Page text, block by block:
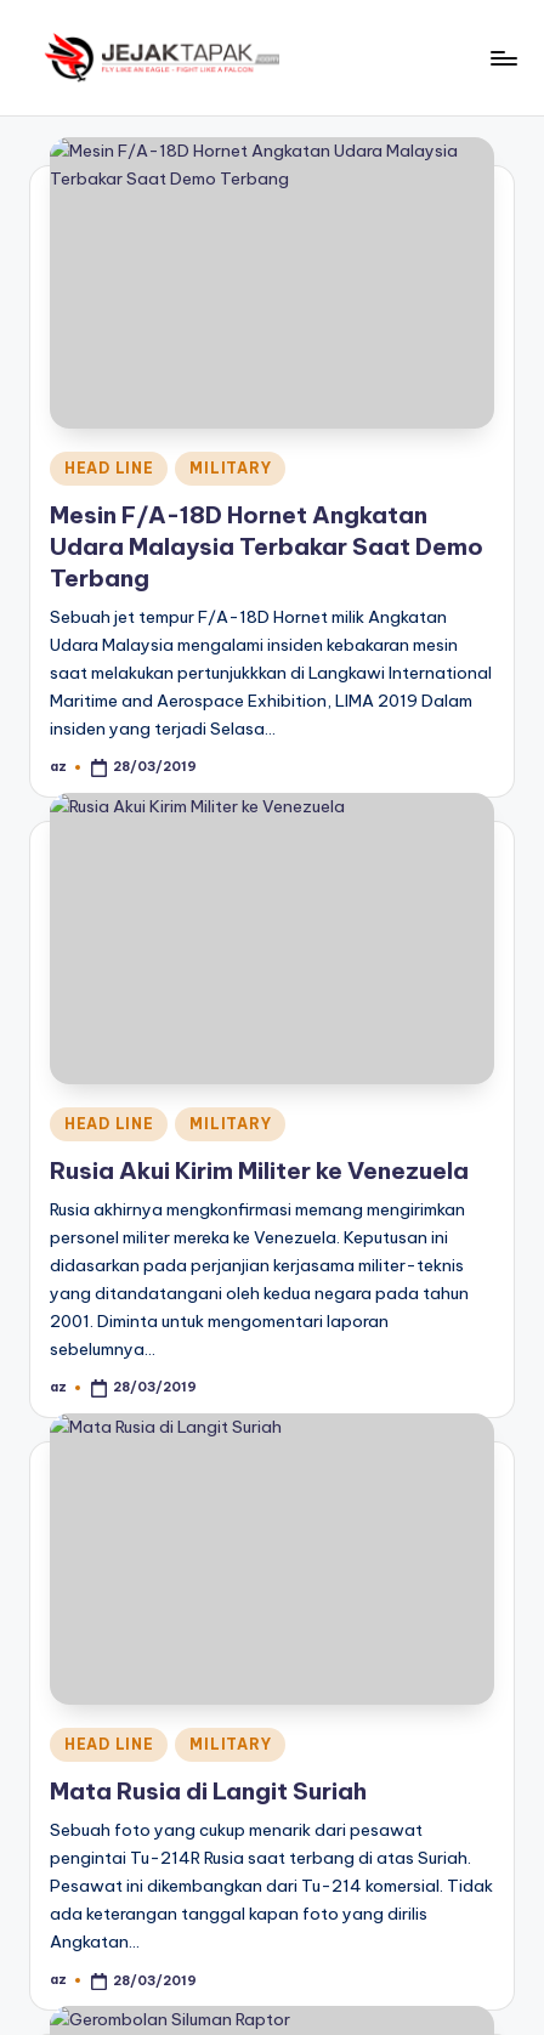
e
a
k
An
Eagle
Posted
in
HEAD LINE MILITARY
Mesin F/A-18D Hornet Angkatan
Udara Malaysia Terbakar Saat Demo
Terbang
Sebuah jet tempur F/A-18D Hornet milik Angkatan
Udara Malaysia mengalami insiden kebakaran mesin
saat melakukan pertunjukkkan di Langkawi International
Maritime and Aerospace Exhibition, LIMA 2019 Dalam
insiden yang terjadi Selasa…
Posted
az 28/03/2019
Posted
in
HEAD LINE MILITARY
Rusia Akui Kirim Militer ke Venezuela
Rusia akhirnya mengkonfirmasi memang mengirimkan
personel militer mereka ke Venezuela. Keputusan ini
didasarkan pada perjanjian kerjasama militer-teknis
yang ditandatangani oleh kedua negara pada tahun
2001. Diminta untuk mengomentari laporan
sebelumnya…
Posted
az 28/03/2019
Posted
in
HEAD LINE MILITARY
Mata Rusia di Langit Suriah
Sebuah foto yang cukup menarik dari pesawat
pengintai Tu-214R Rusia saat terbang di atas Suriah.
Pesawat ini dikembangkan dari Tu-214 komersial. Tidak
ada keterangan tanggal kapan foto yang dirilis
Angkatan…
Posted
az 28/03/2019